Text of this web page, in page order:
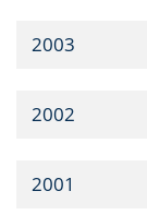
2003
2002
2001